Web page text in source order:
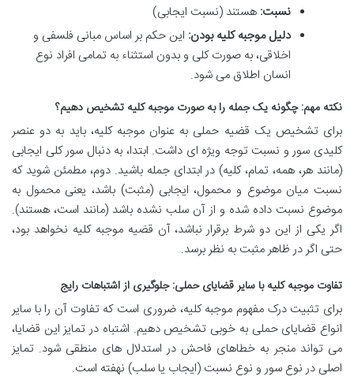
نسبت: هستند (نسبت ایجابی)
دلیل موجبه کلیه بودن: این حکم بر اساس مبانی فلسفی و
اخلاقی، به صورت کلی و بدون استثناء به تمامی افراد نوع
انسان اطلاق می شود.
نکته مهم: چگونه یک جمله را به صورت موجبه کلیه تشخیص دهیم؟
برای تشخیص یک قضیه حملی به عنوان موجبه کلیه، باید به دو عنصر
کلیدی سور و نسبت توجه ویژه ای داشت. ابتدا، به دنبال سور کلی ایجابی
(مانند هر، همه، تمام، کلیه) در ابتدای جمله باشید. دوم، مطمئن شوید که
نسبت میان موضوع و محمول، ایجابی (مثبت) باشد، یعنی محمول به
موضوع نسبت داده شده و از آن سلب نشده باشد (مانند است، هستند).
اگر یکی از این دو شرط برقرار نباشد، آن قضیه موجبه کلیه نخواهد بود،
حتی اگر در ظاهر مثبت به نظر برسد.
تفاوت موجبه کلیه با سایر قضایای حملی: جلوگیری از اشتباهات رایج
برای تثبیت درک مفهوم موجبه کلیه، ضروری است که تفاوت آن را با سایر
انواع قضایای حملی به خوبی تشخیص دهیم. اشتباه در تمایز این قضایا،
می تواند منجر به خطاهای فاحش در استدلال های منطقی شود. تمایز
اصلی در نوع سور و نوع نسبت (ایجاب یا سلب) نهفته است.